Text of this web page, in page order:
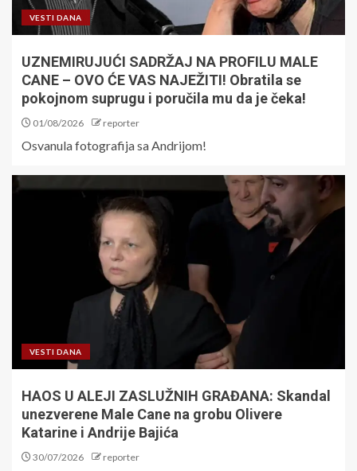
VESTI DANA
UZNEMIRUJUĆI SADRŽAJ NA PROFILU MALE
CANE – OVO ĆE VAS NAJEŽITI! Obratila se
pokojnom suprugu i poručila mu da je čeka!
01/08/2026 reporter
Osvanula fotografija sa Andrijom!
VESTI DANA
HAOS U ALEJI ZASLUŽNIH GRAĐANA: Skandal
unezverene Male Cane na grobu Olivere
Katarine i Andrije Bajića
30/07/2026 reporter